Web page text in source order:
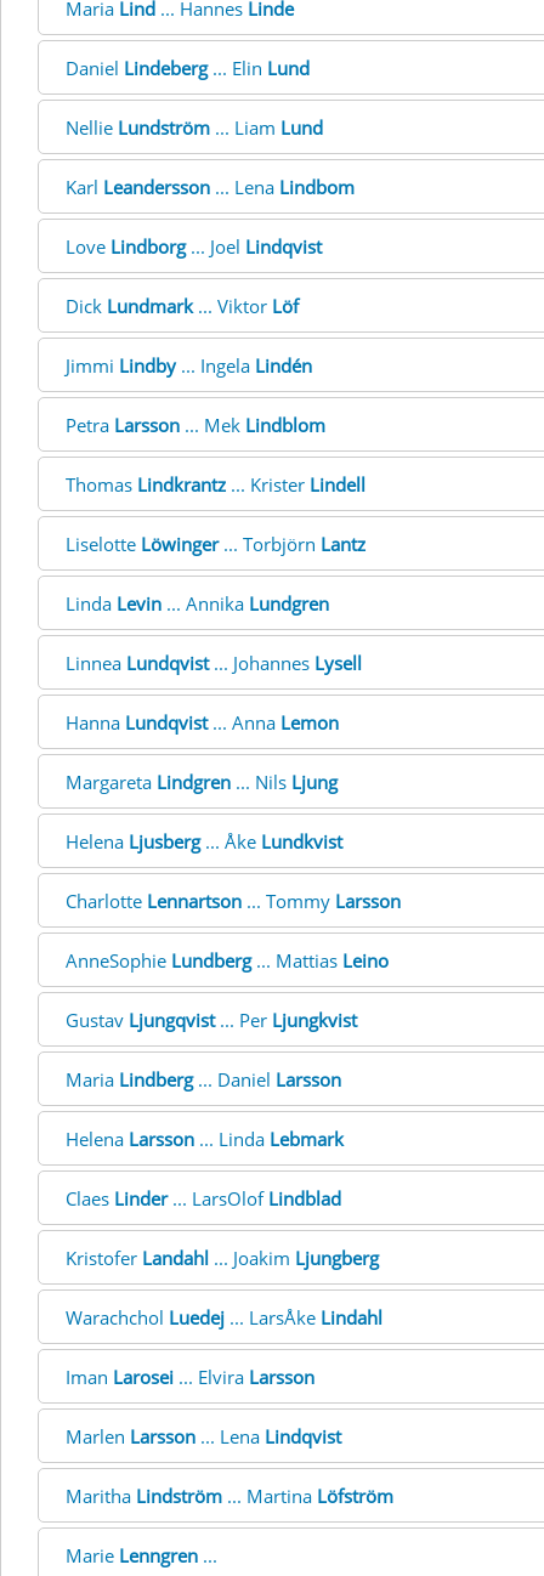
Maria Lind ... Hannes Linde
Daniel Lindeberg... Elin Lund
Nellie Lundström ... Liam Lund
Karl Leandersson ... Lena Lindbom
Love Lindborg... Joel Lindqvist
Dick Lundmark... Viktor Löf
Jimmi Lindby... Ingela Lindén
Petra Larsson ... Mek Lindblom
Thomas Lindkrantz ... Krister Lindell
Liselotte Löwinger... Torbjörn Lantz
Linda Levin ... Annika Lundgren
Linnea Lundqvist... Johannes Lysell
Hanna Lundqvist... Anna Lemon
Margareta Lindgren ... Nils Ljung
Helena Ljusberg... Åke Lundkvist
Charlotte Lennartson ... Tommy Larsson
AnneSophie Lundberg... Mattias Leino
Gustav Ljungqvist... Per Ljungkvist
Maria Lindberg... Daniel Larsson
Helena Larsson ... Linda Lebmark
Claes Linder... LarsOlof Lindblad
Kristofer Landahl ... Joakim Ljungberg
Warachchol Luedej ... LarsÅke Lindahl
Iman Larosei ... Elvira Larsson
Marlen Larsson ... Lena Lindqvist
Maritha Lindström ... Martina Löfström
Marie Lenngren ...